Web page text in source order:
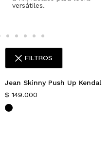
versátiles.
FILTROS
Nuevo
Jean Skinny Push Up Kendal
$ 149.000